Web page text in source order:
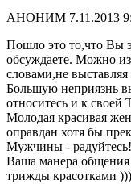
АНОНИМ 7.11.2013
Пошло это то,что Вы
обсуждаете. Можно
словами,не
Большую неприязнь
относитесь и к
Молодая красивая
оправдан хотя бы
Мужчины -
Ваша манера общения
трижды красотками )))